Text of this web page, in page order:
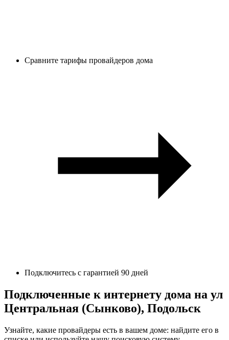
Сравните тарифы провайдеров дома
Подключитесь с гарантией 90 дней
Подключенные к интернету дома на ул
Центральная (Сынково), Подольск
Узнайте, какие провайдеры есть в вашем доме: найдите его в